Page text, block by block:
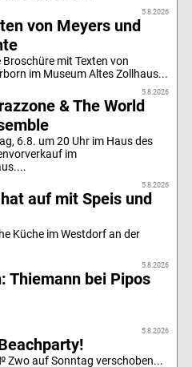
5.8.2026
von Meyers und
mit Texten von
im Museum Altes Zollhaus...
5.8.2026
& The World
6.8. um 20 Uhr im Haus des
im
5.8.2026
auf mit Speis und
Küche im Westdorf an der
5.8.2026
Thiemann bei Pipos
5.8.2026
Zwo auf Sonntag verschoben...